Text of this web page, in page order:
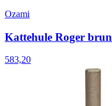
Ozami
Kattehule Roger brun
583,20